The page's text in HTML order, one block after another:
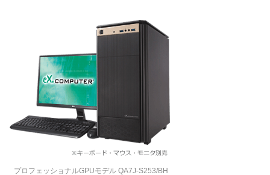
プロフェッショナルGPUモデル QA7J-S253/BH